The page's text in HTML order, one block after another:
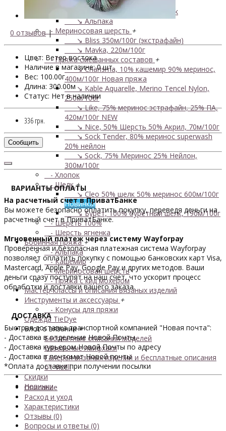
↘ KidSilk, Super Kid Mohair Silk
↘ Альпака
- Мериносовая шерсть +
↘ Bliss 350м/100г (экстрафайн)
↘ Mavka, 220м/100г
- Пряжа смешанных составов +
↘ Charisma, 10% кашемир 90% меринос,
400м/100г Новая пряжа
↘ Kable Aquarelle, Merino Tencel Nylon,
250м/100г
↘ Like, 75% меринос эстрафайн, 25% ПА,
420м/100г NEW
↘ Nice, 50% Шерсть 50% Акрил, 70м/100г
↘ Sock Tender, 80% меринос superwash
20% нейлон
↘ Sock, 75% Меринос 25% Нейлон,
300м/100г
- Хлопок
- Шелк +
↘ Cleo 50% шелк 50% меринос 600м/100г
Новинка!
↘ Бурет, 100% буретный шелк, 190м/100г
- Шерсть 100%
- Шерсть ягненка
Бобинная пряжа+
- Альпака
- Кашемир
- Мериносовая шерсть
- Пряжа с кид мохером
Мастер-классы и описания вязаных изделий
Инструменты и аксессуары +
- Конусы для пряжи
Одежда TieDye
Блог о вязании+
Бесплатные описания моделей
Вязальные лайфхаки
Галерея вязаных изделий и бесплатные описания
от VizEll
Скидки
Новинки
0 отзывов|
Цвет: Ветер востока
Наличие в магазине: 0 шт.
Вес: 100.00г
Длина: 300.00м
Статус: Нет в наличии
336 грн.
Сообщить
ВАРИАНТЫ ОПЛАТЫ
На расчетный счет в ПриватБанке
Вы можете безопасно оплатить покупку, переведя деньги на
расчетный счет в ПриватБанке.
Мгновенный платеж через систему Wayforpay
Проверенная и безопасная платежная система Wayforpay
позволяет оплатить покупку с помощью банковских карт Visa,
Mastercard, Apple Pay, Google Pay и других методов. Ваши
деньги сразу поступят на наш счет, что ускорит процесс
обработки и доставки вашего заказа.
ДОСТАВКА
Быстрая доставка транспортной компанией "Новая почта":
- Доставка в отделение Новой Почты.
- Доставка курьером Новой Почты по адресу
- Доставка в почтомат Новой почты
*Оплата доставки при получении посылки
Описание
Расход и уход
Характеристики
Отзывы (0)
Вопросы и ответы (0)